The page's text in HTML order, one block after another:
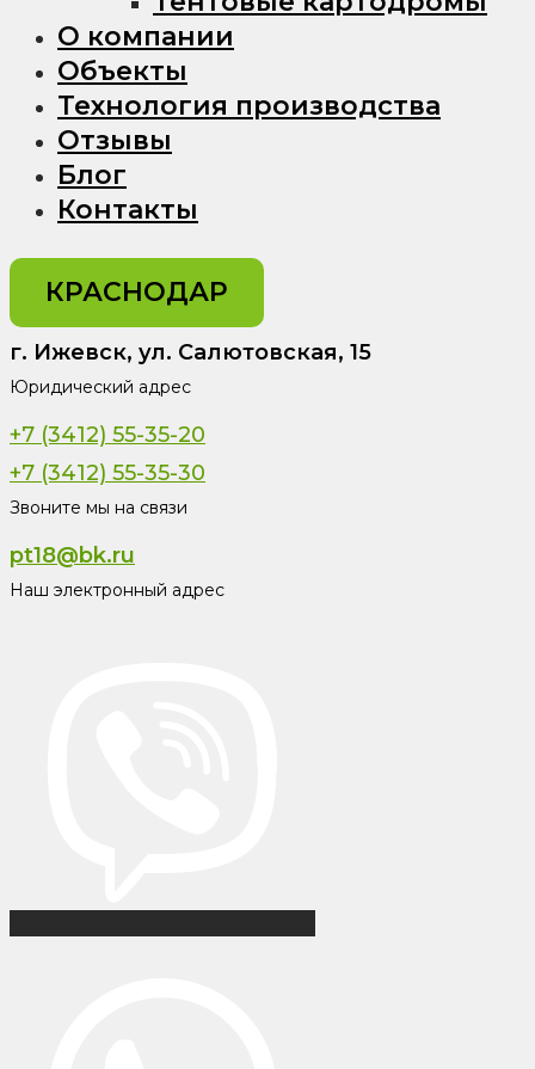
О компании
Объекты
Технология производства
Отзывы
Блог
Контакты
КРАСНОДАР
г. Ижевск, ул. Салютовская, 15
Юридический адрес
+7 (3412) 55-35-20
+7 (3412) 55-35-30
Звоните мы на связи
pt18@bk.ru
Наш электронный адрес